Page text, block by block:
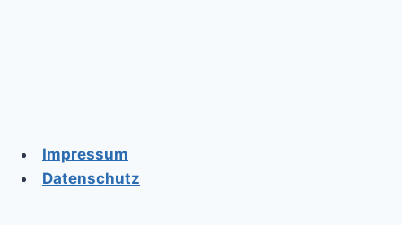
Impressum
Datenschutz